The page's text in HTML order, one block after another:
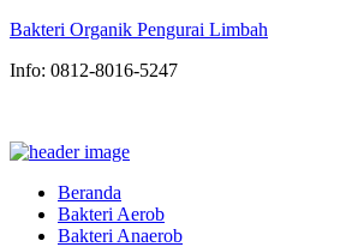
Bakteri Organik Pengurai Limbah
Info: 0812-8016-5247
Beranda
Bakteri Aerob
Bakteri Anaerob